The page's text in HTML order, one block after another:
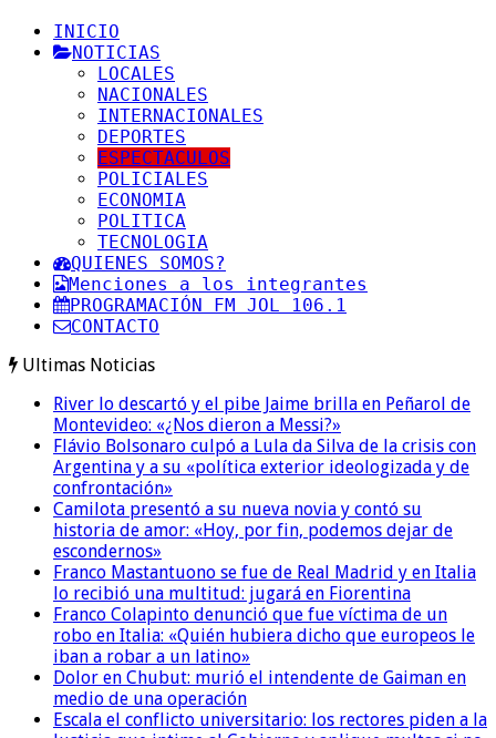
INICIO
NOTICIAS
LOCALES
NACIONALES
INTERNACIONALES
DEPORTES
ESPECTACULOS
POLICIALES
ECONOMIA
POLITICA
TECNOLOGIA
QUIENES SOMOS?
Menciones a los integrantes
PROGRAMACIÓN FM JOL 106.1
CONTACTO
Ultimas Noticias
River lo descartó y el pibe Jaime brilla en Peñarol de
Montevideo: «¿Nos dieron a Messi?»
Flávio Bolsonaro culpó a Lula da Silva de la crisis con
Argentina y a su «política exterior ideologizada y de
confrontación»
Camilota presentó a su nueva novia y contó su
historia de amor: «Hoy, por fin, podemos dejar de
escondernos»
Franco Mastantuono se fue de Real Madrid y en Italia
lo recibió una multitud: jugará en Fiorentina
Franco Colapinto denunció que fue víctima de un
robo en Italia: «Quién hubiera dicho que europeos le
iban a robar a un latino»
Dolor en Chubut: murió el intendente de Gaiman en
medio de una operación
Escala el conflicto universitario: los rectores piden a la